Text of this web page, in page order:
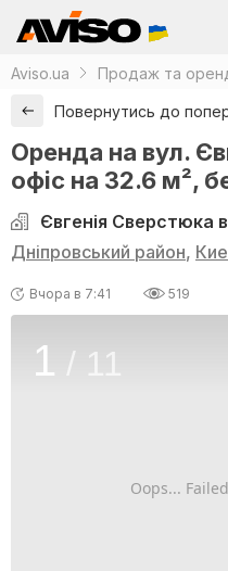
Aviso.ua Продаж та
Повернутись до
Оренда на вул.
офіс на 32.6 м²,
Євгенія Сверстюка
Дніпровський район,
Вчора в 7:41 519
Oops...
1 / 11